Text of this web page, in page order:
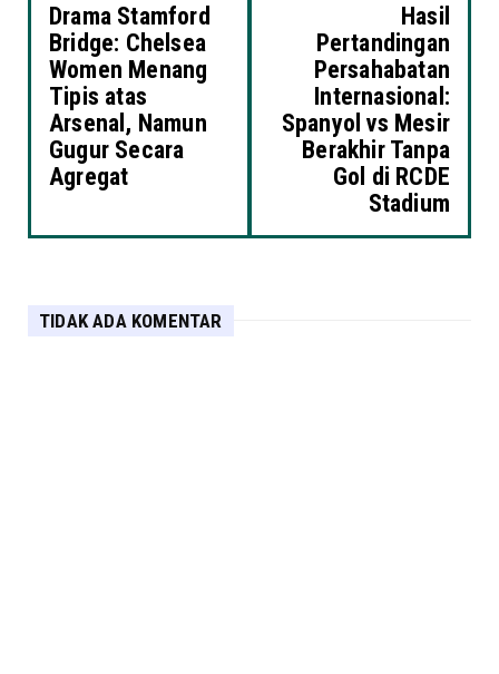
Drama Stamford
Bridge: Chelsea
Women Menang
Tipis atas
Arsenal, Namun
Gugur Secara
Agregat
Hasil
Pertandingan
Persahabatan
Internasional:
Spanyol vs Mesir
Berakhir Tanpa
Gol di RCDE
Stadium
TIDAK ADA KOMENTAR